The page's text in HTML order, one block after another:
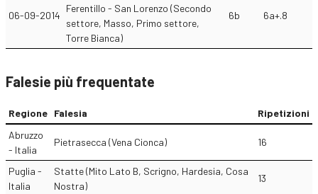
06-09-2014
Ferentillo - San Lorenzo (Secondo
settore, Masso, Primo settore,
Torre Bianca)
6b 6a+.8
Falesie più frequentate
Regione Falesia
Ripetizioni
Abruzzo
- Italia
Pietrasecca (Vena Cionca) 16
Puglia -
Italia
Statte (Mito Lato B, Scrigno, Hardesia, Cosa
Nostra)
13